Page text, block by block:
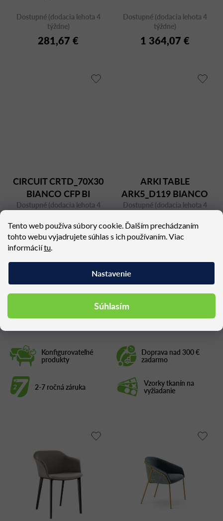
Tento web používa súbory cookie. Ďalším prechádzaním
tohto webu vyjadrujete súhlas s ich používaním. Viac
informáciítu.
Nastavenie
Súhlasím
Konfigurovateľné
produkty
Doprava nad 300 €
zadarmo
2-7 ročná záruka Vzorky tkanín na
vyžiadanie
Dostupné (dodacia lehota 4
týždne)
281,67 €
Dostupné (dodacia lehota 4
týždne)
1 364,07 €
CIRCUIT CRTD_70X30
BIANCO CFP BI
Dostupné (dodacia lehota 4
406,95 €
ARKI TABLE
ARK5_D119 BIANCO
Dostupné (dodacia lehota 4
1 571,02 €
Podobné produkty